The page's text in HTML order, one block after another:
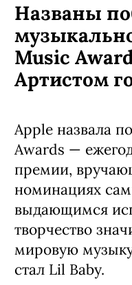
Названы
Music
Артистом
Apple назвала
Awards —
премии,
номинациях
выдающимся
творчество
мировую
стал Lil Baby.